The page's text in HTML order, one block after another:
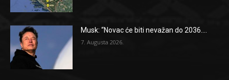
Musk: “Novac će biti nevažan do 2036....
7. Augusta 2026.